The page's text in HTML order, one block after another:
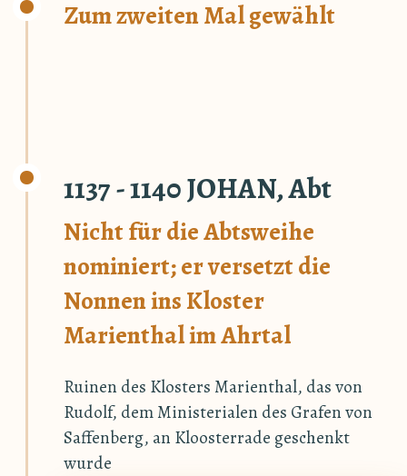
Zum zweiten Mal gewählt
1137 - 1140 JOHAN, Abt
Nicht für die Abtsweihe
nominiert; er versetzt die
Nonnen ins Kloster
Marienthal im Ahrtal
Ruinen des Klosters Marienthal, das von
Rudolf, dem Ministerialen des Grafen von
Saffenberg, an Kloosterrade geschenkt
wurde